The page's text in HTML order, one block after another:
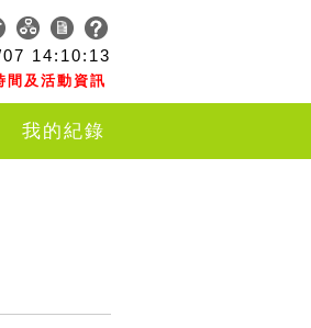
14:10:14
間及活動資訊
我的紀錄